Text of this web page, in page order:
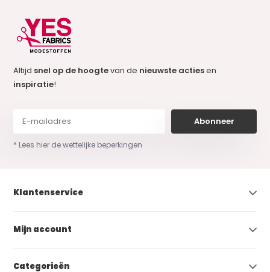
Altijd snel op de hoogtevan de nieuwste actiesen
inspiratie!
Abonneer
* Lees hier de wettelijke beperkingen
Klantenservice
Mijn account
Categorieën